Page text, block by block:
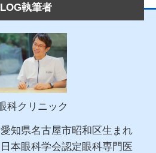
執筆者
科クリニック
愛知県名古屋市昭和区生まれ
日本眼科学会認定眼科専門医